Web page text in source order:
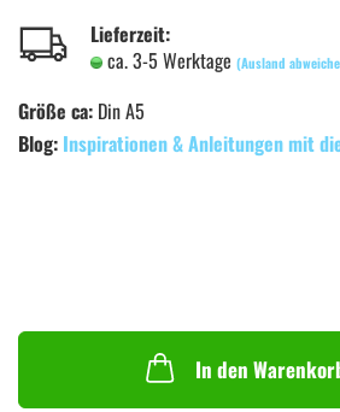
Lieferzeit:
ca. 3-5 Werktage (Ausland
Größe ca: Din A5
Blog: Inspirationen & Anleitungen mit
In den